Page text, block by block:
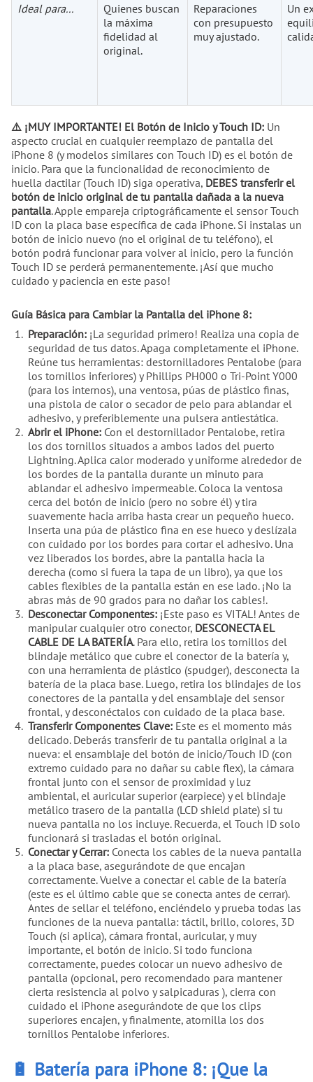
Ideal para...
Quienes buscan
la máxima
fidelidad al
original.
Reparaciones
con presupuesto
muy ajustado.
Un
⚠️ ¡MUY IMPORTANTE! El Botón de Inicio y Touch ID: Un
aspecto crucial en cualquier reemplazo de pantalla del
iPhone 8 (y modelos similares con Touch ID) es el botón de
inicio. Para que la funcionalidad de reconocimiento de
huella dactilar (Touch ID) siga operativa, DEBES transferir el
botón de inicio original de tu pantalla dañada a la nueva
pantalla. Apple empareja criptográficamente el sensor Touch
ID con la placa base específica de cada iPhone. Si instalas un
botón de inicio nuevo (no el original de tu teléfono), el
botón podrá funcionar para volver al inicio, pero la función
Touch ID se perderá permanentemente. ¡Así que mucho
cuidado y paciencia en este paso!
Guía Básica para Cambiar la Pantalla del iPhone 8:
Preparación: ¡La seguridad primero! Realiza una copia de
seguridad de tus datos. Apaga completamente el iPhone.
Reúne tus herramientas: destornilladores Pentalobe (para
los tornillos inferiores) y Phillips PH000 o Tri-Point Y000
(para los internos), una ventosa, púas de plástico finas,
una pistola de calor o secador de pelo para ablandar el
adhesivo, y preferiblemente una pulsera antiestática.
Abrir el iPhone: Con el destornillador Pentalobe, retira
los dos tornillos situados a ambos lados del puerto
Lightning. Aplica calor moderado y uniforme alrededor de
los bordes de la pantalla durante un minuto para
ablandar el adhesivo impermeable. Coloca la ventosa
cerca del botón de inicio (pero no sobre él) y tira
suavemente hacia arriba hasta crear un pequeño hueco.
Inserta una púa de plástico fina en ese hueco y deslízala
con cuidado por los bordes para cortar el adhesivo. Una
vez liberados los bordes, abre la pantalla hacia la
derecha (como si fuera la tapa de un libro), ya que los
cables flexibles de la pantalla están en ese lado. ¡No la
abras más de 90 grados para no dañar los cables!.
Desconectar Componentes: ¡Este paso es VITAL! Antes de
manipular cualquier otro conector, DESCONECTA EL
CABLE DE LA BATERÍA. Para ello, retira los tornillos del
blindaje metálico que cubre el conector de la batería y,
con una herramienta de plástico (spudger), desconecta la
batería de la placa base. Luego, retira los blindajes de los
conectores de la pantalla y del ensamblaje del sensor
frontal, y desconéctalos con cuidado de la placa base.
Transferir Componentes Clave: Este es el momento más
delicado. Deberás transferir de tu pantalla original a la
nueva: el ensamblaje del botón de inicio/Touch ID (con
extremo cuidado para no dañar su cable flex), la cámara
frontal junto con el sensor de proximidad y luz
ambiental, el auricular superior (earpiece) y el blindaje
metálico trasero de la pantalla (LCD shield plate) si tu
nueva pantalla no los incluye. Recuerda, el Touch ID solo
funcionará si trasladas el botón original.
Conectar y Cerrar: Conecta los cables de la nueva pantalla
a la placa base, asegurándote de que encajan
correctamente. Vuelve a conectar el cable de la batería
(este es el último cable que se conecta antes de cerrar).
Antes de sellar el teléfono, enciéndelo y prueba todas las
funciones de la nueva pantalla: táctil, brillo, colores, 3D
Touch (si aplica), cámara frontal, auricular, y muy
importante, el botón de inicio. Si todo funciona
correctamente, puedes colocar un nuevo adhesivo de
pantalla (opcional, pero recomendado para mantener
cierta resistencia al polvo y salpicaduras ), cierra con
cuidado el iPhone asegurándote de que los clips
superiores encajen, y finalmente, atornilla los dos
tornillos Pentalobe inferiores.
🔋 Batería para iPhone 8: ¡Que la